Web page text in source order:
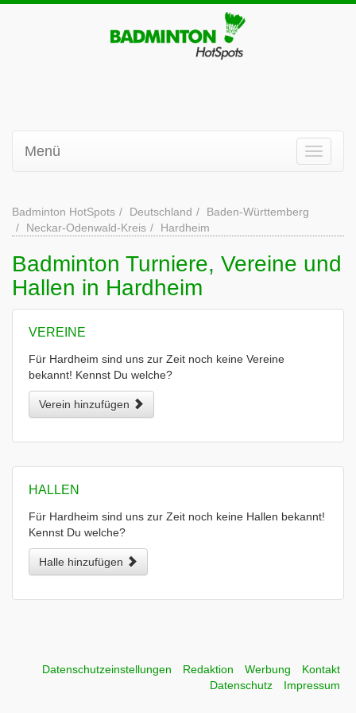
Menü
Badminton HotSpots Deutschland
Baden-Württemberg
Neckar-Odenwald-Kreis
Hardheim
Badminton Turniere, Vereine und
Hallen in Hardheim
VEREINE
Für Hardheim sind uns zur Zeit noch keine Vereine
bekannt! Kennst Du welche?
Verein hinzufügen
HALLEN
Für Hardheim sind uns zur Zeit noch keine Hallen bekannt!
Kennst Du welche?
Halle hinzufügen
Datenschutzeinstellungen Redaktion Werbung
Kontakt
Datenschutz
Impressum